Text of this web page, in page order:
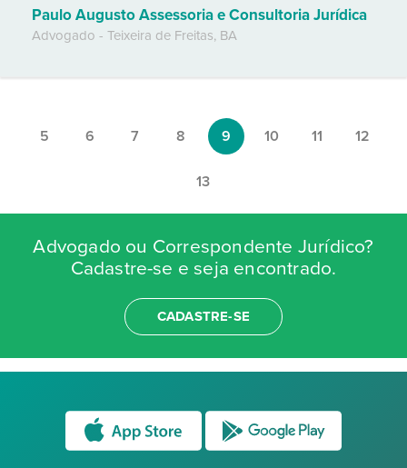
Paulo Augusto Assessoria e Consultoria Jurídica
Advogado - Teixeira de Freitas, BA
5 6 7 8 9 10 11 12
13
Advogado ou Correspondente Jurídico?
Cadastre-se e seja encontrado.
CADASTRE-SE